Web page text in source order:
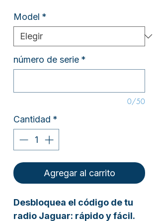
Model *
número de serie *
0/50
Cantidad *
Agregar al carrito
Desbloquea el código de tu
radio Jaguar: rápido y fácil.